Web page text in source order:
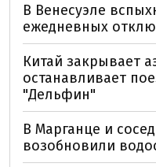
В Венесуэле
ежедневных
Китай закрывает
останавливает
"Дельфин"
В Марганце и
возобновили